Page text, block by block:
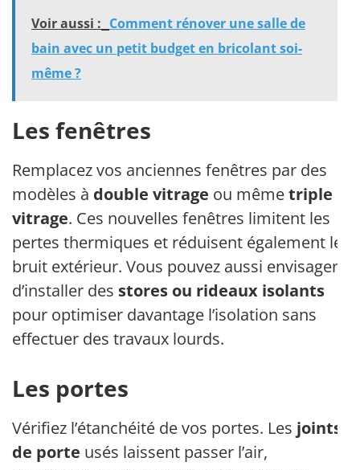
Voir aussi : Comment rénover une salle de
bain avec un petit budget en bricolant soi-
même ?
Les fenêtres
Remplacez vos anciennes fenêtres par des
modèles à double vitrage ou mêmetriple
vitrage. Ces nouvelles fenêtres limitent les
pertes thermiques et réduisent également le
bruit extérieur. Vous pouvez aussi envisager
d’installer des stores ou rideaux isolants
pour optimiser davantage l’isolation sans
effectuer des travaux lourds.
Les portes
Vérifiez l’étanchéité de vos portes. Les joints
de porte usés laissent passer l’air,